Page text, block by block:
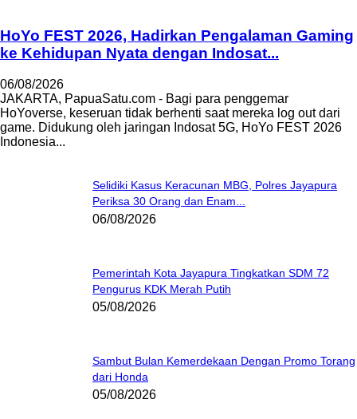
HoYo FEST 2026, Hadirkan Pengalaman Gaming
ke Kehidupan Nyata dengan Indosat...
06/08/2026
JAKARTA, PapuaSatu.com - Bagi para penggemar
HoYoverse, keseruan tidak berhenti saat mereka log out dari
game. Didukung oleh jaringan Indosat 5G, HoYo FEST 2026
Indonesia...
Selidiki Kasus Keracunan MBG, Polres Jayapura
Periksa 30 Orang dan Enam...
06/08/2026
Pemerintah Kota Jayapura Tingkatkan SDM 72
Pengurus KDK Merah Putih
05/08/2026
Sambut Bulan Kemerdekaan Dengan Promo Torang
dari Honda
05/08/2026